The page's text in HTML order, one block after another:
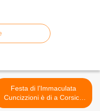
Festa di l’Immaculata
Cuncizzioni è di a Corsica
2008. >